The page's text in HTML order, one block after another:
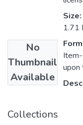
No
Thumbnail
Available
Size:
1.71
upon
Collections